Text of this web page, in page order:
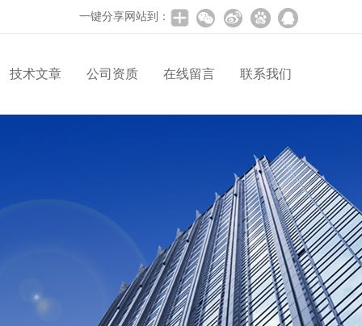
一键分享网站到：
技术文章 公司资质 在线留言 联系我们